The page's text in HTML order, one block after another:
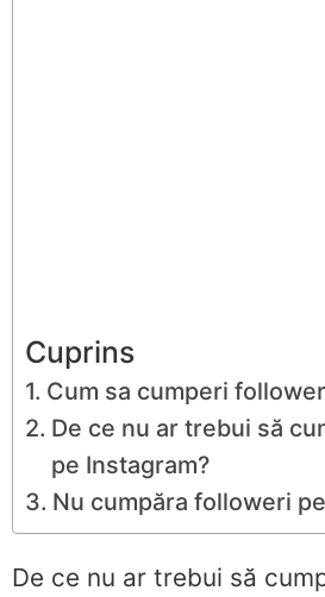
Cuprins
Cum sa cumperi
De ce nu ar trebui să
pe Instagram?
Nu cumpăra followeri
De ce nu ar trebui să